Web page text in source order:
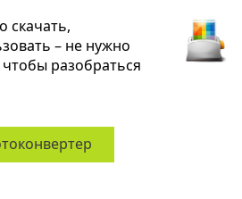
скачать,
– не нужно
разобраться